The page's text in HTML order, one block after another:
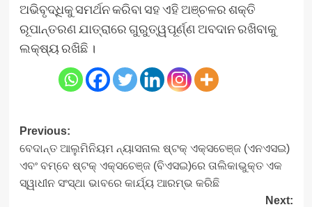
ଅଭିବୃଦ୍ଧିକୁ ସମର୍ଥନ କରିବା ସହ ଏହି ଅଞ୍ଚଳର ଶକ୍ତି
ରୂପାନ୍ତରଣ ଯାତ୍ରାରେ ଗୁରୁତ୍ୱପୂର୍ଣ୍ଣ ଅବଦାନ ରଖିବାକୁ
ଲକ୍ଷ୍ୟ ରଖିଛି ।
Post
navigation
Previous:
ବେଦାନ୍ତ ଆଲୁମିନିୟମ ନ୍ୟାସନାଲ ଷ୍ଟକ୍ ଏକ୍ସଚେଞ୍ଜ (ଏନଏସଇ)
ଏବଂ ବମ୍ବେ ଷ୍ଟକ୍ ଏକ୍ସଚେଞ୍ଜ (ବିଏସଇ)ରେ ତାଲିକାଭୁକ୍ତ ଏକ
ସ୍ୱାଧୀନ ସଂସ୍ଥା ଭାବରେ କାର୍ଯ୍ୟ ଆରମ୍ଭ କରିଛି
Next: